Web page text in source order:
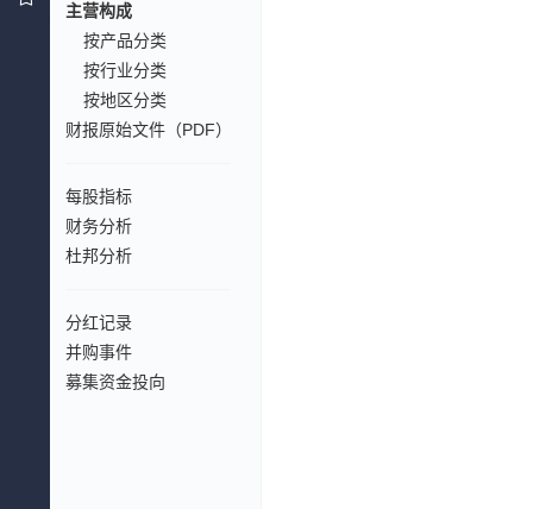
主营构成
按产品分类
按行业分类
按地区分类
财报原始文件（PDF）
每股指标
财务分析
杜邦分析
分红记录
并购事件
募集资金投向